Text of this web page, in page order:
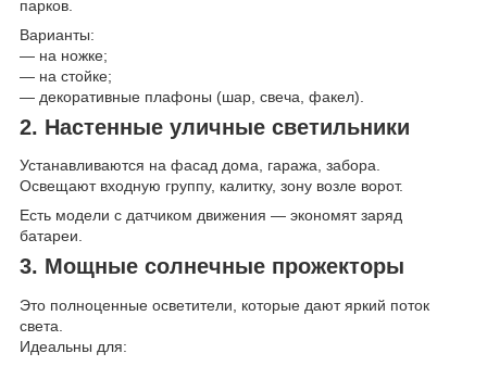
парков.
Варианты:
— на ножке;
— на стойке;
— декоративные плафоны (шар, свеча, факел).
2. Настенные уличные светильники
Устанавливаются на фасад дома, гаража, забора.
Освещают входную группу, калитку, зону возле ворот.
Есть модели с датчиком движения — экономят заряд
батареи.
3. Мощные солнечные прожекторы
Это полноценные осветители, которые дают яркий поток
света.
Идеальны для: